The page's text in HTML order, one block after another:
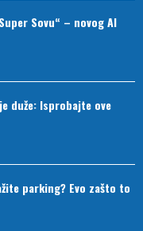
Sovu“ – novog AI
duže: Isprobajte ove
parking? Evo zašto to